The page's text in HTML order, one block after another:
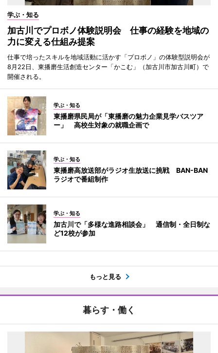
学ぶ・知る
加古川でプロボノ体験説明会 仕事の経験を地域の
力に変える仕組み提案
仕事で培ったスキルを地域活動に活かす「プロボノ」の体験型説明会が
8月22日、東播磨生活創造センター「かこむ」（加古川市加古川町）で
開催される。
学ぶ・知る
東播磨県民局が「東播磨の魅力企業見学バスツア
ー」 高校生対象の就職企画で
学ぶ・知る
東播磨高放送部がラジオ生放送に挑戦 BAN-BAN
ラジオで番組制作
学ぶ・知る
加古川で「多様な進路相談会」 通信制・全日制な
ど12校が参加
もっと見る
暮らす・働く